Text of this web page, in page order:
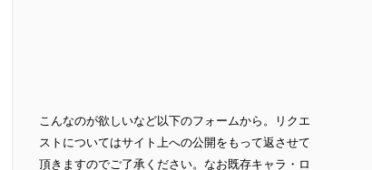
こんなのが欲しいなど以下のフォームから。リクエ
ストについてはサイト上への公開をもって返させて
頂きますのでご了承ください。なお既存キャラ・ロ